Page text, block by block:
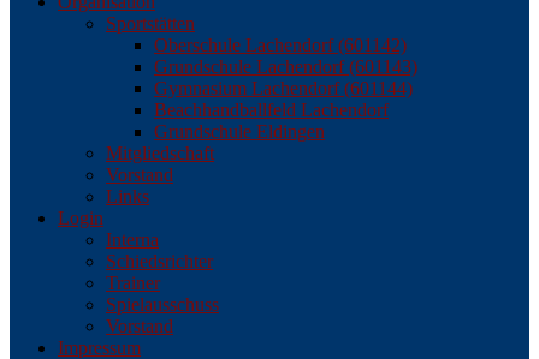
Sportstätten
Oberschule Lachendorf (601142)
Grundschule Lachendorf (601143)
Gymnasium Lachendorf (601144)
Beachhandballfeld Lachendorf
Grundschule Eldingen
Mitgliedschaft
Vorstand
Links
Login
Interna
Schiedsrichter
Trainer
Spielausschuss
Vorstand
Impressum